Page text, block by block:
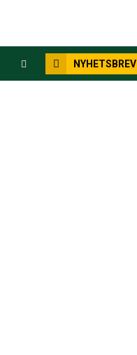
NYHETSBREV